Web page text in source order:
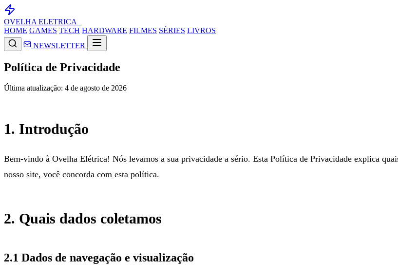
OVELHA ELETRICA_
HOME GAMES TECH HARDWARE FILMES SÉRIES LIVROS
NEWSLETTER
Política de Privacidade
Última atualização: 4 de agosto de 2026
1. Introdução
Bem-vindo à Ovelha Elétrica! Nós levamos a sua privacidade a sério. Esta Política de Privacidade explica
nosso site, você concorda com esta política.
2. Quais dados coletamos
2.1 Dados de navegação e visualização